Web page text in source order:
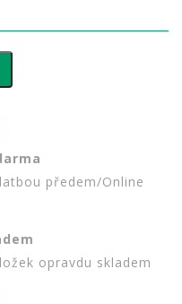
předem/Online
opravdu skladem